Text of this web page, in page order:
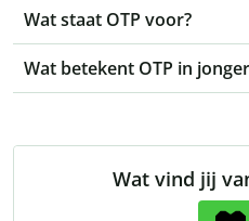
Wat staat OTP voor?
Wat betekent OTP in
Wat vind jij